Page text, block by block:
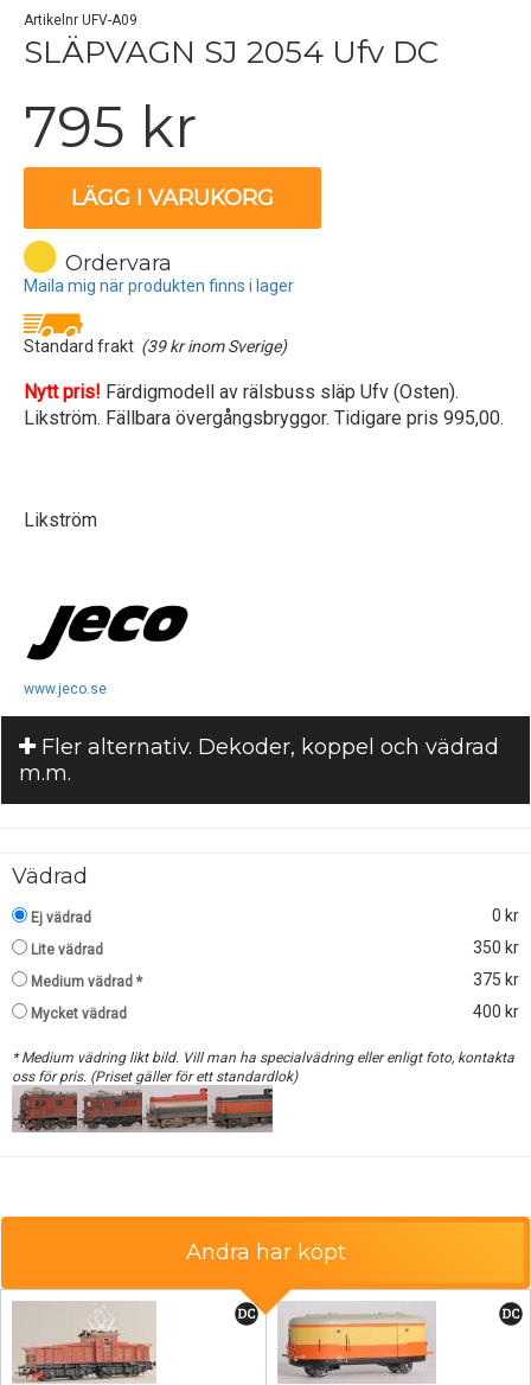
Artikelnr UFV-A09
SLÄPVAGN SJ 2054 Ufv DC
795 kr
LÄGG I VARUKORG
Ordervara
Maila mig när produkten finns i lager
Standard frakt (39 kr inom Sverige)
Nytt pris! Färdigmodell av rälsbuss släp Ufv (Osten).
Likström. Fällbara övergångsbryggor. Tidigare pris 995,00.
Likström
www.jeco.se
Fler alternativ. Dekoder, koppel och vädrad
m.m.
Vädrad
Ej vädrad 0 kr
Lite vädrad 350 kr
Medium vädrad * 375 kr
Mycket vädrad 400 kr
* Medium vädring likt bild. Vill man ha specialvädring eller enligt foto, kontakta
oss för pris. (Priset gäller för ett standardlok)
Andra har köpt